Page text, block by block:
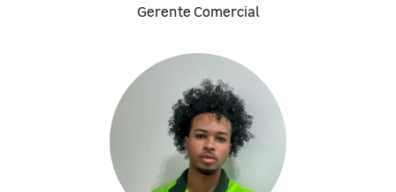
Gerente Comercial